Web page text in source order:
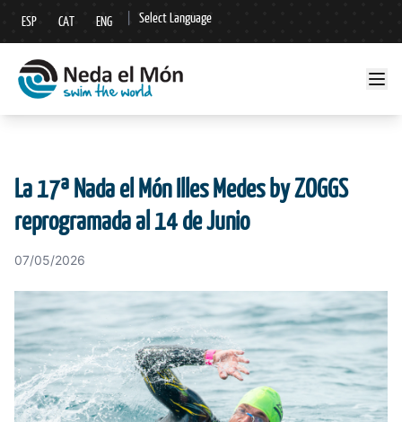
ESP CAT ENG Select Language
▼
La 17ª Nada el Món Illes Medes by ZOGGS
reprogramada al 14 de Junio
07/05/2026